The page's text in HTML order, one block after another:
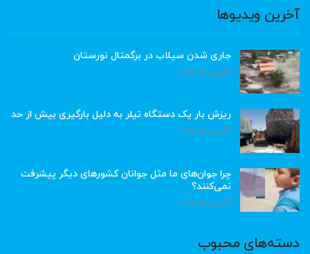
آخرین ویدیوها
جاری شدن سیلاب در برگمتال نورستان
آگوست 6, 2026
ریزش بار یک دستگاه تیلر به دلیل بارگیری بیش از حد
آگوست 6, 2026
چرا جوان‌های ما مثل جوانان کشورهای دیگر پیشرفت
نمی‌کنند؟
آگوست 6, 2026
دسته‌های محبوب